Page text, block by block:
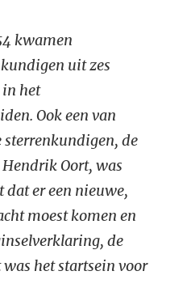
kwamen
uit zes
in het
Ook een van
sterrenkundigen, de
Oort, was
dat er een nieuwe,
moest komen en
de
het startsein voor